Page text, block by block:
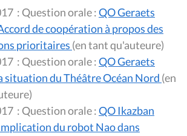
: Question orale :QO Geraets
prioritaires
(en tant qu'auteure)
: Question orale :QO Geraets
situation du Théâtre Océan Nord (en
: Question orale :QO Ikazban
du robot Nao dans